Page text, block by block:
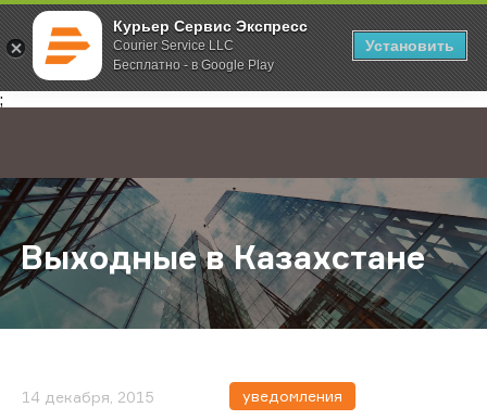
Курьер Сервис Экспресс
Courier Service LLC
Бесплатно - в Google Play
Установить
;
Главная О компании Новости Выходные в Казахстане
Выходные в Казахстане
14 декабря, 2015 уведомления